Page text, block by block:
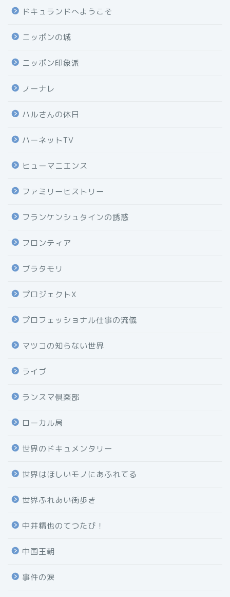
ドキュランドへようこそ
ニッポンの城
ニッポン印象派
ノーナレ
ハルさんの休日
ハーネットTV
ヒューマニエンス
ファミリーヒストリー
フランケンシュタインの誘惑
フロンティア
ブラタモリ
プロジェクトX
プロフェッショナル仕事の流儀
マツコの知らない世界
ライブ
ランスマ倶楽部
ローカル局
世界のドキュメンタリー
世界はほしいモノにあふれてる
世界ふれあい街歩き
中井精也のてつたび！
中国王朝
事件の涙